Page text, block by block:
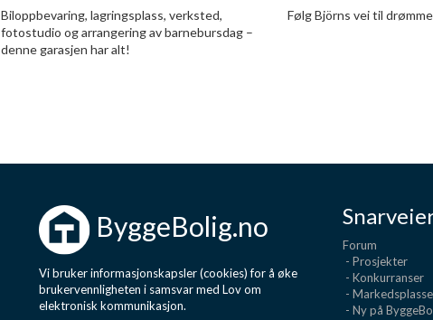
Biloppbevaring, lagringsplass, verksted,
fotostudio og arrangering av barnebursdag –
denne garasjen har alt!
Følg Björns vei til
ByggeBolig.no
Vi bruker informasjonskapsler (cookies) for å øke
brukervennligheten i samsvar med Lov om
elektronisk kommunikasjon.
Forum
- Prosjekter
- Konkurranser
-
- Ny på